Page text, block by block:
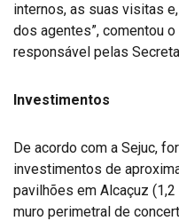
internos, as suas visitas
dos agentes”, comentou
responsável pelas
Investimentos
De acordo com a Sejuc,
investimentos de
pavilhões em Alcaçuz
muro perimetral de